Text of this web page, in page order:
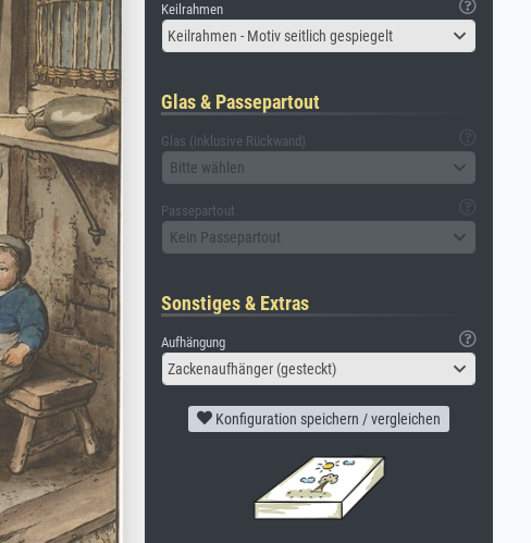
Keilrahmen
Keilrahmen - Motiv seitlich gespiegelt
Glas & Passepartout
Glas (inklusive Rückwand)
Bitte wählen
Passepartout
Kein Passepartout
Sonstiges & Extras
Aufhängung
Zackenaufhänger (gesteckt)
Konfiguration speichern / vergleichen